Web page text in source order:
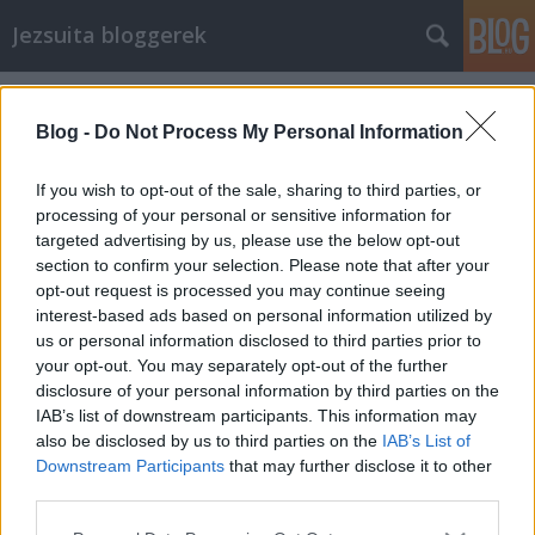
Blog - Do Not Process My Personal Information
If you wish to opt-out of the sale, sharing to third parties, or
processing of your personal or sensitive information for
targeted advertising by us, please use the below opt-out
section to confirm your selection. Please note that after your
opt-out request is processed you may continue seeing
interest-based ads based on personal information utilized by
us or personal information disclosed to third parties prior to
your opt-out. You may separately opt-out of the further
disclosure of your personal information by third parties on the
IAB’s list of downstream participants. This information may
also be disclosed by us to third parties on the IAB’s List of
Downstream Participants that may further disclose it to other
Jezsuita bloggerek
Címkék»tapasztalat
lelkipásztori tanácsok
pacsy•2014. június 01.
A minap a családunkból valaki elmesélte, hogy
szeretne elutazni Ausztráliába. Gyerekkori álom –
nincs is ezzel semmi baj! Ráadásul talált egy srácot,
aki alkalmas útitársnak mutatkozik. Az apró gond
legfeljebb csak annyi, hogy az illető 28 éves hajadon
leány, éspedig a…
Tapasztalati teológia = misztika